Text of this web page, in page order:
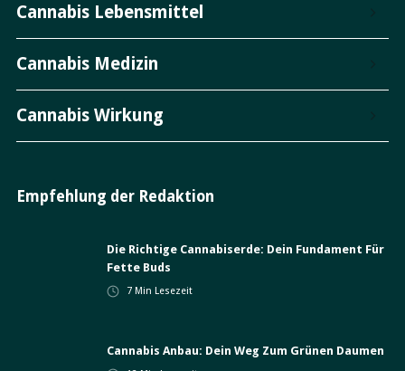
Cannabis Lebensmittel
Cannabis Medizin
Cannabis Wirkung
Empfehlung der Redaktion
Die Richtige Cannabiserde: Dein Fundament Für
Fette Buds
7 Min Lesezeit
Cannabis Anbau: Dein Weg Zum Grünen Daumen